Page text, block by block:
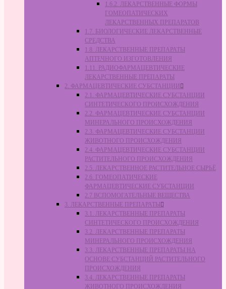
1.6.2. ЛЕКАРСТВЕННЫЕ ФОРМЫ
ГОМЕОПАТИЧЕСКИХ
ЛЕКАРСТВЕННЫХ ПРЕПАРАТОВ
1.7. БИОЛОГИЧЕСКИЕ ЛЕКАРСТВЕННЫЕ
СРЕДСТВА
1.8. ЛЕКАРСТВЕННЫЕ ПРЕПАРАТЫ
АПТЕЧНОГО ИЗГОТОВЛЕНИЯ
1.11. РАДИОФАРМАЦЕВТИЧЕСКИЕ
ЛЕКАРСТВЕННЫЕ ПРЕПАРАТЫ
2. ФАРМАЦЕВТИЧЕСКИЕ СУБСТАНЦИИ
2.1. ФАРМАЦЕВТИЧЕСКИЕ СУБСТАНЦИИ
СИНТЕТИЧЕСКОГО ПРОИСХОЖДЕНИЯ
2.2. ФАРМАЦЕВТИЧЕСКИЕ СУБСТАНЦИИ
МИНЕРАЛЬНОГО ПРОИСХОЖДЕНИЯ
2.3. ФАРМАЦЕВТИЧЕСКИЕ СУБСТАНЦИИ
ЖИВОТНОГО ПРОИСХОЖДЕНИЯ
2.4. ФАРМАЦЕВТИЧЕСКИЕ СУБСТАНЦИИ
РАСТИТЕЛЬНОГО ПРОИСХОЖДЕНИЯ
2.5. ЛЕКАРСТВЕННОЕ РАСТИТЕЛЬНОЕ СЫРЬЁ
2.6. ГОМЕОПАТИЧЕСКИЕ
ФАРМАЦЕВТИЧЕСКИЕ СУБСТАНЦИИ
2.7 ВСПОМОГАТЕЛЬНЫЕ ВЕЩЕСТВА
3. ЛЕКАРСТВЕННЫЕ ПРЕПАРАТЫ
3.1. ЛЕКАРСТВЕННЫЕ ПРЕПАРАТЫ
СИНТЕТИЧЕСКОГО ПРОИСХОЖДЕНИЯ
3.2. ЛЕКАРСТВЕННЫЕ ПРЕПАРАТЫ
МИНЕРАЛЬНОГО ПРОИСХОЖДЕНИЯ
3.3. ЛЕКАРСТВЕННЫЕ ПРЕПАРАТЫ НА
ОСНОВЕ СУБСТАНЦИЙ РАСТИТЕЛЬНОГО
ПРОИСХОЖДЕНИЯ
3.4. ЛЕКАРСТВЕННЫЕ ПРЕПАРАТЫ
ЖИВОТНОГО ПРОИСХОЖДЕНИЯ